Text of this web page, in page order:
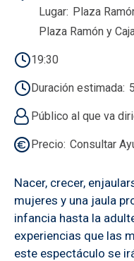
Lugar Plaza
Plaza Ramón y
19:30
Duración estimada
Público al que va
Precio Consultar
Nacer, crecer,
mujeres y una jaula
infancia hasta la
experiencias que las
este espectáculo se